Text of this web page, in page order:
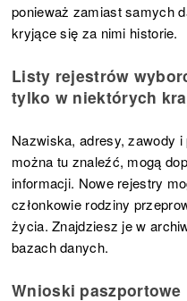
ponieważ zamiast samych
kryjące się za nimi historie.
Listy rejestrów
tylko w niektórych
Nazwiska, adresy, zawody
można tu znaleźć, mogą
informacji. Nowe rejestry
członkowie rodziny
życia. Znajdziesz je w
bazach danych.
Wnioski paszportowe